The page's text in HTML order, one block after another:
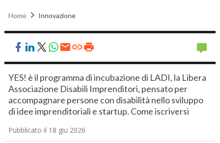
Home Innovazione
YES! è il programma di incubazione di LADI, la Libera
Associazione Disabili Imprenditori, pensato per
accompagnare persone con disabilità nello sviluppo
di idee imprenditoriali e startup. Come iscriversi
Pubblicato il 18 giu 2026